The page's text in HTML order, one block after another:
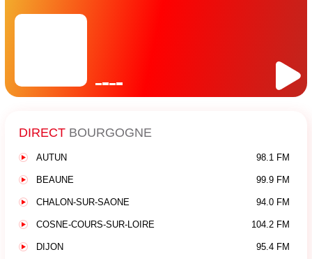
DIRECT BOURGOGNE
AUTUN 98.1 FM
BEAUNE 99.9 FM
CHALON-SUR-SAONE 94.0 FM
COSNE-COURS-SUR-LOIRE 104.2 FM
DIJON 95.4 FM